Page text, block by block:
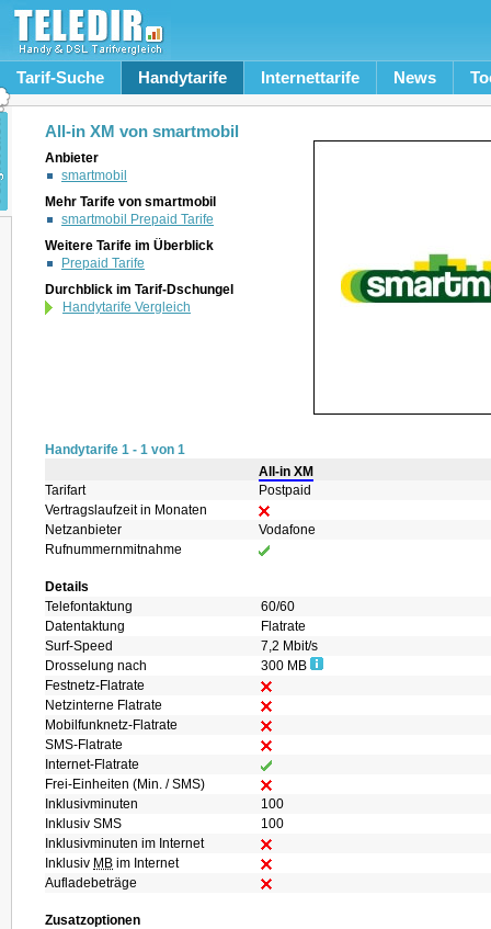
Tarif-Suche Handytarife Internettarife News
All-in XM von smartmobil
Anbieter
smartmobil
Mehr Tarife von smartmobil
smartmobil Prepaid Tarife
Weitere Tarife im Überblick
Prepaid Tarife
Durchblick im Tarif-Dschungel
Handytarife Vergleich
Handytarife 1 - 1 von 1
All-in XM
Tarifart
Postpaid
Vertragslaufzeit in Monaten
Netzanbieter
Vodafone
Rufnummernmitnahme
Details
Telefontaktung
60/60
Datentaktung
Flatrate
Surf-Speed
7,2 Mbit/s
Drosselung nach
300 MB
Festnetz-Flatrate
Netzinterne Flatrate
Mobilfunknetz-Flatrate
SMS-Flatrate
Internet-Flatrate
Frei-Einheiten (Min. / SMS)
Inklusivminuten
100
Inklusiv SMS
100
Inklusivminuten im Internet
Inklusiv MB im Internet
Aufladebeträge
Zusatzoptionen